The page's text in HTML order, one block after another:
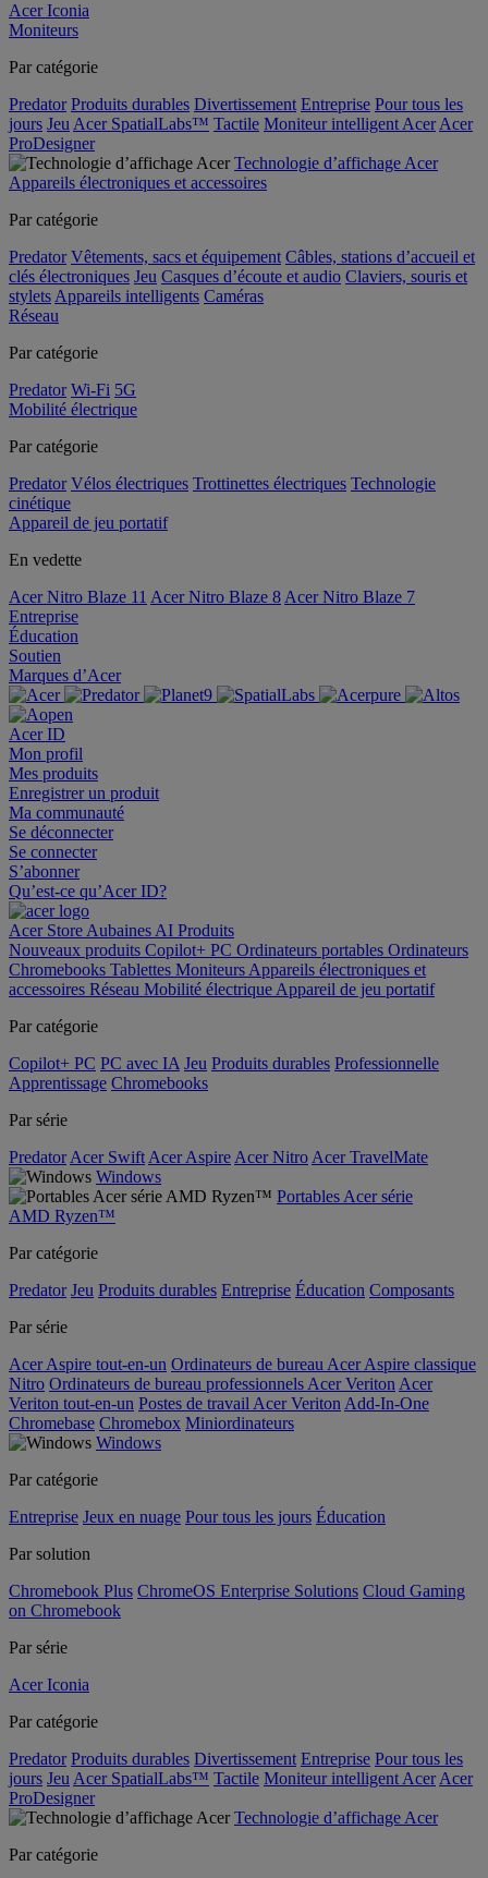
Acer Iconia
Moniteurs
Par catégorie
Predator Produits durables Divertissement Entreprise Pour tous les
jours Jeu Acer SpatialLabs™ Tactile Moniteur intelligent Acer Acer
ProDesigner
Technologie d’affichage Acer
Appareils électroniques et accessoires
Par catégorie
Predator Vêtements, sacs et équipement Câbles, stations d’accueil et
clés électroniques Jeu Casques d’écoute et audio Claviers, souris et
stylets Appareils intelligents Caméras
Réseau
Par catégorie
Predator Wi-Fi 5G
Mobilité électrique
Par catégorie
Predator Vélos électriques Trottinettes électriques Technologie
cinétique
Appareil de jeu portatif
En vedette
Acer Nitro Blaze 11 Acer Nitro Blaze 8 Acer Nitro Blaze 7
Entreprise
Éducation
Soutien
Marques d’Acer
Acer ID
Mon profil
Mes produits
Enregistrer un produit
Ma communauté
Se déconnecter
Se connecter
S’abonner
Qu’est-ce qu’Acer ID?
Acer Store Aubaines AI Produits
Nouveaux produits Copilot+ PC Ordinateurs portables Ordinateurs
Chromebooks Tablettes Moniteurs Appareils électroniques et
accessoires Réseau Mobilité électrique Appareil de jeu portatif
Par catégorie
Copilot+ PC PC avec IA Jeu Produits durables Professionnelle
Apprentissage Chromebooks
Par série
Predator Acer Swift Acer Aspire Acer Nitro Acer TravelMate
Windows
Portables Acer série
AMD Ryzen™
Par catégorie
Predator Jeu Produits durables Entreprise Éducation Composants
Par série
Acer Aspire tout-en-un Ordinateurs de bureau Acer Aspire classique
Nitro Ordinateurs de bureau professionnels Acer Veriton Acer
Veriton tout-en-un Postes de travail Acer Veriton Add-In-One
Chromebase Chromebox Miniordinateurs
Windows
Par catégorie
Entreprise Jeux en nuage Pour tous les jours Éducation
Par solution
Chromebook Plus ChromeOS Enterprise Solutions Cloud Gaming
on Chromebook
Par série
Acer Iconia
Par catégorie
Predator Produits durables Divertissement Entreprise Pour tous les
jours Jeu Acer SpatialLabs™ Tactile Moniteur intelligent Acer Acer
ProDesigner
Technologie d’affichage Acer
Par catégorie